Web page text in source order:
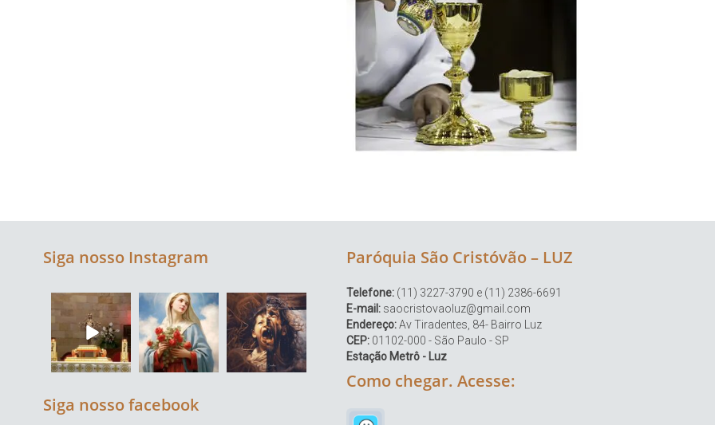
Siga nosso Instagram
Siga nosso facebook
Paróquia São Cristóvão – LUZ
Telefone: (11) 3227-3790 e (11) 2386-6691
E-mail: saocristovaoluz@gmail.com
Endereço:Av Tiradentes, 84- Bairro Luz
CEP: 01102-000 - São Paulo - SP
Estação Metrô - Luz
Como chegar. Acesse: